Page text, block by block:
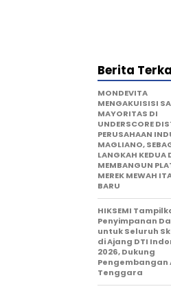
Berita
MONDEVITA
MENGAKUISISI
MAYORITAS DI
UNDERSCORE
PERUSAHAAN
MAGLIANO,
LANGKAH KEDUA
MEMBANGUN
MEREK MEWAH
BARU
HIKSEMI
Penyimpanan
untuk Seluruh
di Ajang DTI
2026, Dukung
Pengembangan
Tenggara